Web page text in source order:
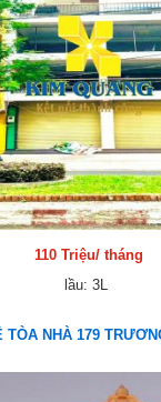
110 Triệu/ tháng
lầu: 3L
TÒA NHÀ 179